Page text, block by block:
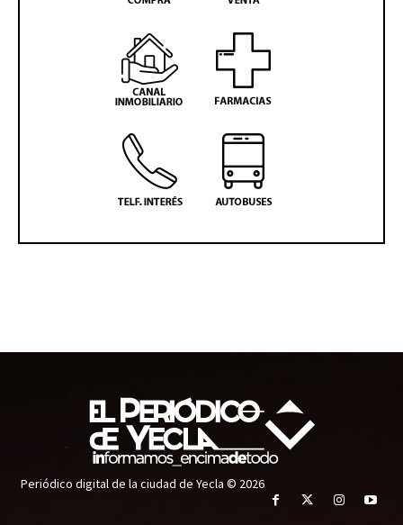
Periódico digital de la ciudad de Yecla © 2026